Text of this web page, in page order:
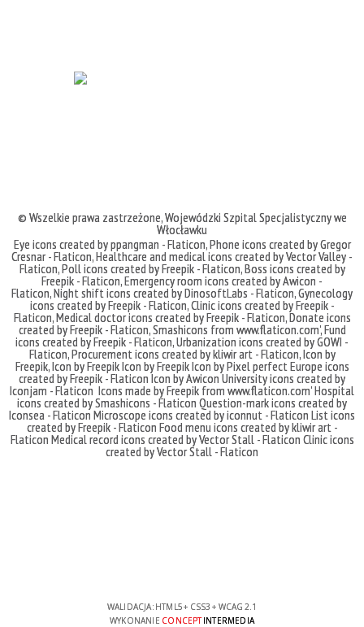
© Wszelkie prawa zastrzeżone,Wojewódzki Szpital Specjalistyczny we
Włocławku
Eye icons created by ppangman - Flaticon,Phone icons created by Gregor
Cresnar - Flaticon,Healthcare and medical icons created by Vector Valley -
Flaticon,Poll icons created by Freepik - Flaticon,Boss icons created by
Freepik - Flaticon,Emergency room icons created by Awicon -
Flaticon,Night shift icons created by DinosoftLabs - Flaticon,Gynecology
icons created by Freepik - Flaticon,Clinic icons created by Freepik -
Flaticon,Medical doctor icons created by Freepik - Flaticon,Donate icons
created by Freepik - Flaticon,Smashicons from www.flaticon.com',Fund
icons created by Freepik - Flaticon,Urbanization icons created by GOWI -
Flaticon,Procurement icons created by kliwir art - Flaticon,Icon by
Freepik,Icon by FreepikIcon by FreepikIcon by Pixel perfectEurope icons
created by Freepik - Flaticon Icon by Awicon University icons created by
Iconjam - Flaticon Icons made byFreepik from www.flaticon.com'Hospital
icons created by Smashicons - Flaticon Question-mark icons created by
Iconsea - Flaticon Microscope icons created by iconnut - Flaticon List icons
created by Freepik - Flaticon Food menu icons created by kliwir art -
Flaticon Medical record icons created by Vector Stall - Flaticon Clinic icons
created by Vector Stall - Flaticon
WALIDACJA: HTML5+ CSS3 + WCAG 2.1
WYKONANIE CONCEPTINTERMEDIA